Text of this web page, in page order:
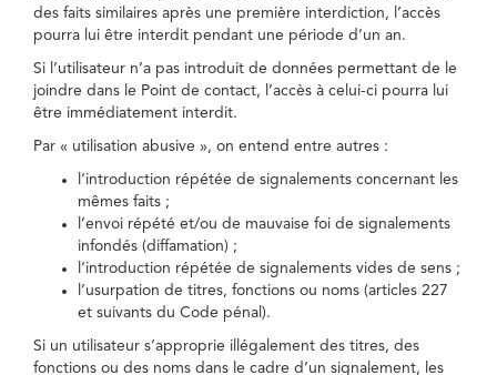
des faits similaires après une première interdiction, l’accès
pourra lui être interdit pendant une période d’un an.
Si l’utilisateur n’a pas introduit de données permettant de le
joindre dans le Point de contact, l’accès à celui-ci pourra lui
être immédiatement interdit.
Par « utilisation abusive », on entend entre autres :
l’introduction répétée de signalements concernant les
mêmes faits ;
l’envoi répété et/ou de mauvaise foi de signalements
infondés (diffamation) ;
l’introduction répétée de signalements vides de sens ;
l’usurpation de titres, fonctions ou noms (articles 227
et suivants du Code pénal).
Si un utilisateur s’approprie illégalement des titres, des
fonctions ou des noms dans le cadre d’un signalement, les